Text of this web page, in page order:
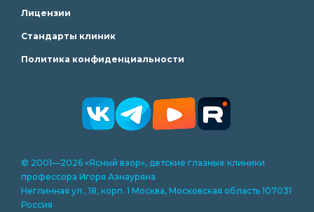
Лицензии
Стандарты клиник
Политика конфиденциальности
© 2001—2026 «Ясный взор», детские глазные клиники
профессора Игоря Азнауряна
Неглинная ул., 18, корп. 1 Москва, Московская область 107031
Россия